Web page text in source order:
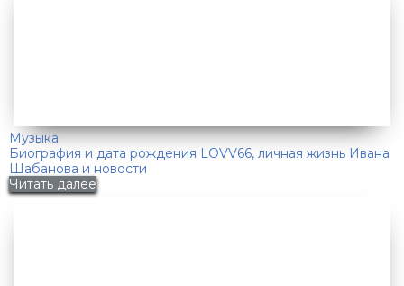
Музыка
Биография и дата рождения LOVV66, личная жизнь Ивана
Шабанова и новости
Читать далее